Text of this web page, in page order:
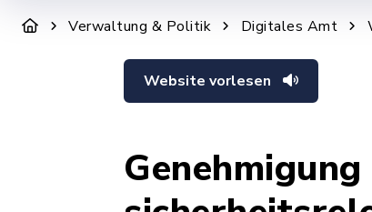
Verwaltung & Politik Digitales Amt
Website vorlesen